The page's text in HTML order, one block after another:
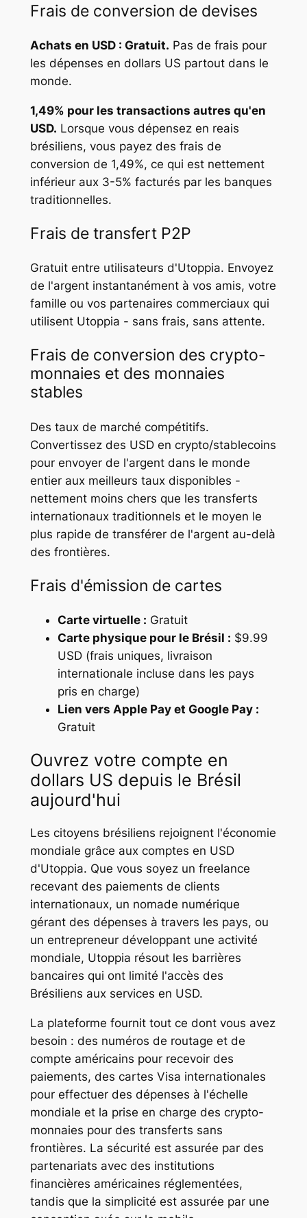
Frais de conversion de devises
Achats en USD : Gratuit. Pas de frais pour
les dépenses en dollars US partout dans le
monde.
1,49% pour les transactions autres qu'en
USD. Lorsque vous dépensez en reais
brésiliens, vous payez des frais de
conversion de 1,49%, ce qui est nettement
inférieur aux 3-5% facturés par les banques
traditionnelles.
Frais de transfert P2P
Gratuit entre utilisateurs d'Utoppia. Envoyez
de l'argent instantanément à vos amis, votre
famille ou vos partenaires commerciaux qui
utilisent Utoppia - sans frais, sans attente.
Frais de conversion des crypto-
monnaies et des monnaies
stables
Des taux de marché compétitifs.
Convertissez des USD en crypto/stablecoins
pour envoyer de l'argent dans le monde
entier aux meilleurs taux disponibles -
nettement moins chers que les transferts
internationaux traditionnels et le moyen le
plus rapide de transférer de l'argent au-delà
des frontières.
Frais d'émission de cartes
Carte virtuelle : Gratuit
Carte physique pour le Brésil : $9.99
USD (frais uniques, livraison
internationale incluse dans les pays
pris en charge)
Lien vers Apple Pay et Google Pay :
Gratuit
Ouvrez votre compte en
dollars US depuis le Brésil
aujourd'hui
Les citoyens brésiliens rejoignent l'économie
mondiale grâce aux comptes en USD
d'Utoppia. Que vous soyez un freelance
recevant des paiements de clients
internationaux, un nomade numérique
gérant des dépenses à travers les pays, ou
un entrepreneur développant une activité
mondiale, Utoppia résout les barrières
bancaires qui ont limité l'accès des
Brésiliens aux services en USD.
La plateforme fournit tout ce dont vous avez
besoin : des numéros de routage et de
compte américains pour recevoir des
paiements, des cartes Visa internationales
pour effectuer des dépenses à l'échelle
mondiale et la prise en charge des crypto-
monnaies pour des transferts sans
frontières. La sécurité est assurée par des
partenariats avec des institutions
financières américaines réglementées,
tandis que la simplicité est assurée par une